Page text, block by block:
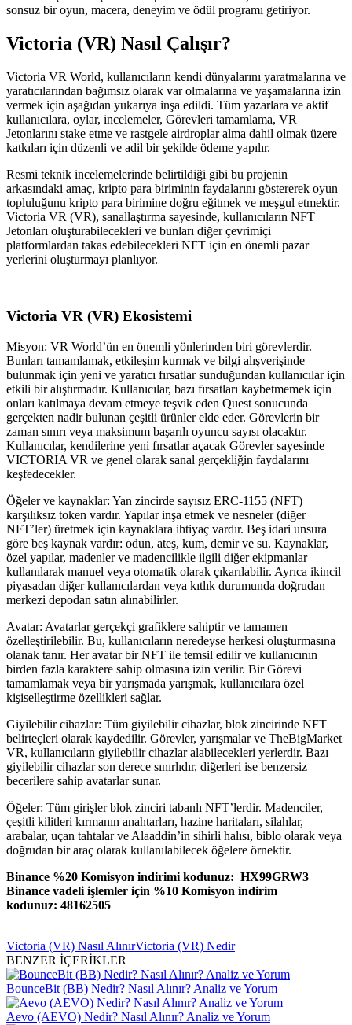
sonsuz bir oyun, macera, deneyim ve ödül programı getiriyor.
Victoria (VR) Nasıl Çalışır?
Victoria VR World, kullanıcıların kendi dünyalarını yaratmalarına ve
yaratıcılarından bağımsız olarak var olmalarına ve yaşamalarına izin
vermek için aşağıdan yukarıya inşa edildi. Tüm yazarlara ve aktif
kullanıcılara, oylar, incelemeler, Görevleri tamamlama, VR
Jetonlarını stake etme ve rastgele airdroplar alma dahil olmak üzere
katkıları için düzenli ve adil bir şekilde ödeme yapılır.
Resmi teknik incelemelerinde belirtildiği gibi bu projenin
arkasındaki amaç, kripto para biriminin faydalarını göstererek oyun
topluluğunu kripto para birimine doğru eğitmek ve meşgul etmektir.
Victoria VR (VR), sanallaştırma sayesinde, kullanıcıların NFT
Jetonları oluşturabilecekleri ve bunları diğer çevrimiçi
platformlardan takas edebilecekleri NFT için en önemli pazar
yerlerini oluşturmayı planlıyor.
Victoria VR (VR) Ekosistemi
Misyon: VR World’ün en önemli yönlerinden biri görevlerdir.
Bunları tamamlamak, etkileşim kurmak ve bilgi alışverişinde
bulunmak için yeni ve yaratıcı fırsatlar sunduğundan kullanıcılar için
etkili bir alıştırmadır. Kullanıcılar, bazı fırsatları kaybetmemek için
onları katılmaya devam etmeye teşvik eden Quest sonucunda
gerçekten nadir bulunan çeşitli ürünler elde eder. Görevlerin bir
zaman sınırı veya maksimum başarılı oyuncu sayısı olacaktır.
Kullanıcılar, kendilerine yeni fırsatlar açacak Görevler sayesinde
VICTORIA VR ve genel olarak sanal gerçekliğin faydalarını
keşfedecekler.
Öğeler ve kaynaklar: Yan zincirde sayısız ERC-1155 (NFT)
karşılıksız token vardır. Yapılar inşa etmek ve nesneler (diğer
NFT’ler) üretmek için kaynaklara ihtiyaç vardır. Beş idari unsura
göre beş kaynak vardır: odun, ateş, kum, demir ve su. Kaynaklar,
özel yapılar, madenler ve madencilikle ilgili diğer ekipmanlar
kullanılarak manuel veya otomatik olarak çıkarılabilir. Ayrıca ikincil
piyasadan diğer kullanıcılardan veya kıtlık durumunda doğrudan
merkezi depodan satın alınabilirler.
Avatar: Avatarlar gerçekçi grafiklere sahiptir ve tamamen
özelleştirilebilir. Bu, kullanıcıların neredeyse herkesi oluşturmasına
olanak tanır. Her avatar bir NFT ile temsil edilir ve kullanıcının
birden fazla karaktere sahip olmasına izin verilir. Bir Görevi
tamamlamak veya bir yarışmada yarışmak, kullanıcılara özel
kişiselleştirme özellikleri sağlar.
Giyilebilir cihazlar: Tüm giyilebilir cihazlar, blok zincirinde NFT
belirteçleri olarak kaydedilir. Görevler, yarışmalar ve TheBigMarket
VR, kullanıcıların giyilebilir cihazlar alabilecekleri yerlerdir. Bazı
giyilebilir cihazlar son derece sınırlıdır, diğerleri ise benzersiz
becerilere sahip avatarlar sunar.
Öğeler: Tüm girişler blok zinciri tabanlı NFT’lerdir. Madenciler,
çeşitli kilitleri kırmanın anahtarları, hazine haritaları, silahlar,
arabalar, uçan tahtalar ve Alaaddin’in sihirli halısı, biblo olarak veya
doğrudan bir araç olarak kullanılabilecek öğelere örnektir.
Binance %20 Komisyon indirimi kodunuz: HX99GRW3
Binance vadeli işlemler için %10 Komisyon indirim
kodunuz: 48162505
Victoria (VR) Nasıl AlınırVictoria (VR) Nedir
BENZER İÇERİKLER
BounceBit (BB) Nedir? Nasıl Alınır? Analiz ve Yorum
Aevo (AEVO) Nedir? Nasıl Alınır? Analiz ve Yorum